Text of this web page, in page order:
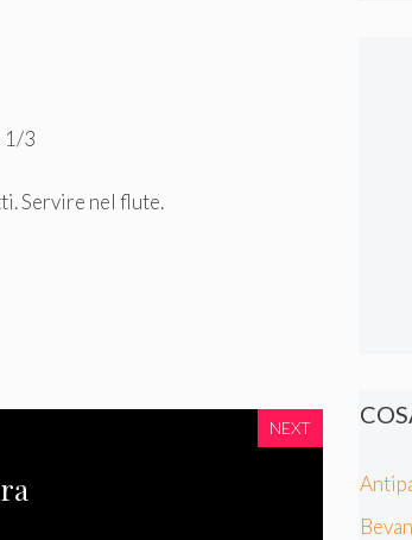
1/3
Servire nel flute.
NEXT